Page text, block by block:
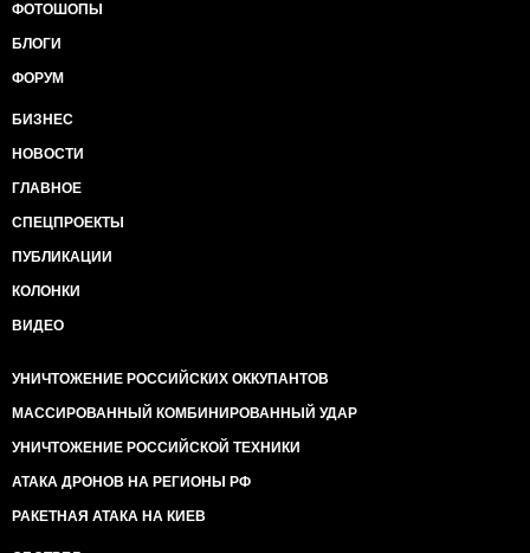
ФОТОШОПЫ
БЛОГИ
ФОРУМ
БИЗНЕС
НОВОСТИ
ГЛАВНОЕ
СПЕЦПРОЕКТЫ
ПУБЛИКАЦИИ
КОЛОНКИ
ВИДЕО
УНИЧТОЖЕНИЕ РОССИЙСКИХ ОККУПАНТОВ
МАССИРОВАННЫЙ КОМБИНИРОВАННЫЙ УДАР
УНИЧТОЖЕНИЕ РОССИЙСКОЙ ТЕХНИКИ
АТАКА ДРОНОВ НА РЕГИОНЫ РФ
РАКЕТНАЯ АТАКА НА КИЕВ